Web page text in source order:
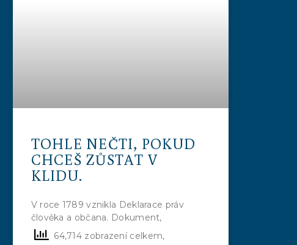
TOHLE NEČTI, POKUD
CHCEŠ ZŮSTAT V
KLIDU.
V roce 1789 vznikla Deklarace práv
člověka a občana. Dokument,
64,714 zobrazení celkem,